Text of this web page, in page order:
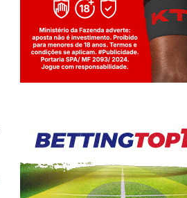
Jogue com responsabilidade. 18+